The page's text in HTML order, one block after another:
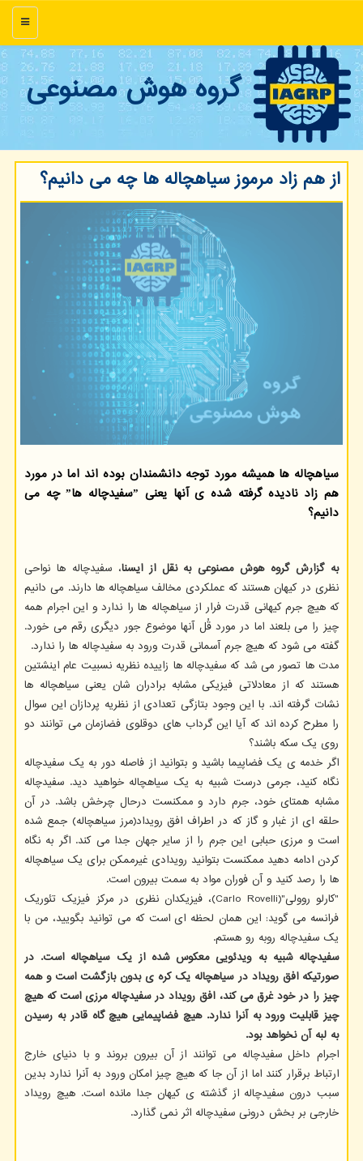
منو
گروه هوش مصنوعی
از هم زاد مرموز سیاهچاله ها چه می دانیم؟
سیاهچاله ها همیشه مورد توجه دانشمندان بوده اند اما در مورد
هم زاد نادیده گرفته شده ی آنها یعنی ˮسفیدچاله هاˮ چه می
دانیم؟
به گزارش گروه هوش مصنوعی به نقل از ایسنا، سفیدچاله ها نواحی
نظری در کیهان هستند که عملکردی مخالف سیاهچاله ها دارند. می دانیم
که هیچ جرم کیهانی قدرت فرار از سیاهچاله ها را ندارد و این اجرام همه
چیز را می بلعند اما در مورد قُل آنها موضوع جور دیگری رقم می خورد.
گفته می شود که هیچ جرم آسمانی قدرت ورود به سفیدچاله ها را ندارد.
مدت ها تصور می شد که سفیدچاله ها زاییده نظریه نسبیت عام اینشتین
هستند که از معادلاتی فیزیکی مشابه برادران شان یعنی سیاهچاله ها
نشات گرفته اند. با این وجود بتازگی تعدادی از نظریه پردازان این سوال
را مطرح کرده اند که آیا این گرداب های دوقلوی فضازمان می توانند دو
روی یک سکه باشند؟
اگر خدمه ی یک فضاپیما باشید و بتوانید از فاصله دور به یک سفیدچاله
نگاه کنید، جرمی درست شبیه به یک سیاهچاله خواهید دید. سفیدچاله
مشابه همتای خود، جرم دارد و ممکنست درحال چرخش باشد. در آن
حلقه ای از غبار و گاز که در اطراف افق رویداد(مرز سیاهچاله) جمع شده
است و مرزی حبابی این جرم را از سایر جهان جدا می کند. اگر به نگاه
کردن ادامه دهید ممکنست بتوانید رویدادی غیرممکن برای یک سیاهچاله
ها را رصد کنید و آن فوران مواد به سمت بیرون است.
"کارلو روولی"(Carlo Rovelli)، فیزیکدان نظری در مرکز فیزیک تئوریک
فرانسه می گوید: این همان لحظه ای است که می توانید بگویید، من با
یک سفیدچاله روبه رو هستم.
سفیدچاله شبیه به ویدئویی معکوس شده از یک سیاهچاله است. در
صورتیکه افق رویداد در سیاهچاله یک کره ی بدون بازگشت است و همه
چیز را در خود غرق می کند، افق رویداد در سفیدچاله مرزی است که هیچ
چیز قابلیت ورود به آنرا ندارد. هیچ فضاپیمایی هیچ گاه قادر به رسیدن
به لبه آن نخواهد بود.
اجرام داخل سفیدچاله می توانند از آن بیرون بروند و با دنیای خارج
ارتباط برقرار کنند اما از آن جا که هیچ چیز امکان ورود به آنرا ندارد بدین
سبب درون سفیدچاله از گذشته ی کیهان جدا مانده است. هیچ رویداد
خارجی بر بخش درونی سفیدچاله اثر نمی گذارد.